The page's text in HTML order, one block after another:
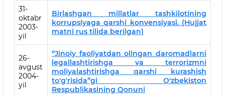
31-
oktabr
2003-
yil
Birlashgan millatlar tashkilotining
korrupsiyaga qarshi konvensiyasi. (Hujjat
matni rus tilida berilgan)
26-
avgust
2004-
yil
“Jinoiy faoliyatdan olingan daromadlarni
legallashtirishga va terrorizmni
moliyalashtirishga qarshi kurashish
to'g'risida”gi O'zbekiston
Respublikasining Qonuni